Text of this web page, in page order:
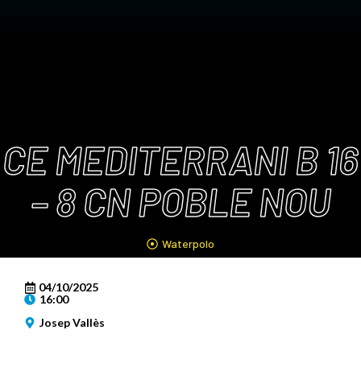
CE MEDITERRANI B 16
– 8 CN POBLE NOU
Waterpolo
04/10/2025
16:00
Josep Vallès